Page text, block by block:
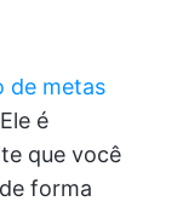
de metas
é
que você
forma